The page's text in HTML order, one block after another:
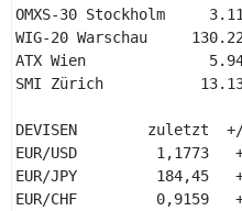
OMXS-30 Stockholm
WIG-20 Warschau
ATX Wien
SMI Zürich
DEVISEN        zuletzt
EUR/USD         1,1773
EUR/JPY         184,45
EUR/CHF         0,9159